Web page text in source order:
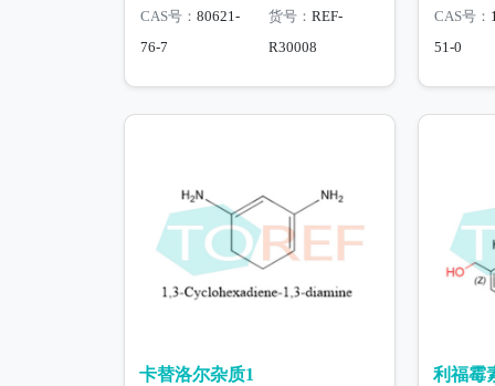
CAS号： 80621-
76-7
货号： REF-
R30008
CAS号：
51-0
卡替洛尔杂质1 利福霉